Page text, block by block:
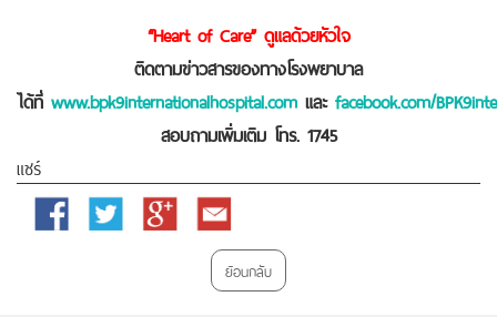
“Heart of Care” ดูแลด้วยหัวใจ
ติดตามข่าวสารของทางโรงพยาบาล
ได้ที่ www.bpk9internationalhospital.comและ facebook.com/
สอบถามเพิ่มเติม โทร. 1745
แชร์
Facebook Twitter
Google
Email
ย้อนกลับ